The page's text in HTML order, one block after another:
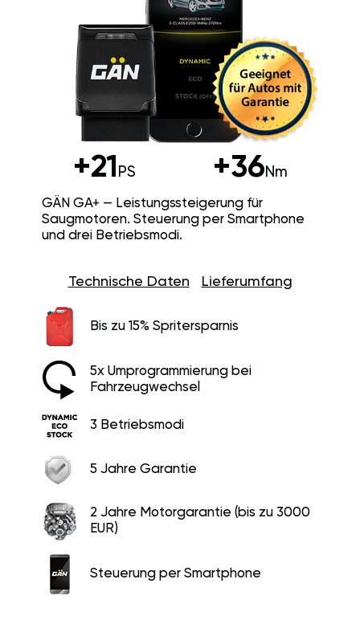
+21 PS +36Nm
GÄN GA+ — Leistungssteigerung für
Saugmotoren. Steuerung per Smartphone
und drei Betriebsmodi.
Technische Daten Lieferumfang
Bis zu 15% Spritersparnis
5x Umprogrammierung bei
Fahrzeugwechsel
3 Betriebsmodi
5 Jahre Garantie
2 Jahre Motorgarantie (bis zu 3000
EUR)
Steuerung per Smartphone